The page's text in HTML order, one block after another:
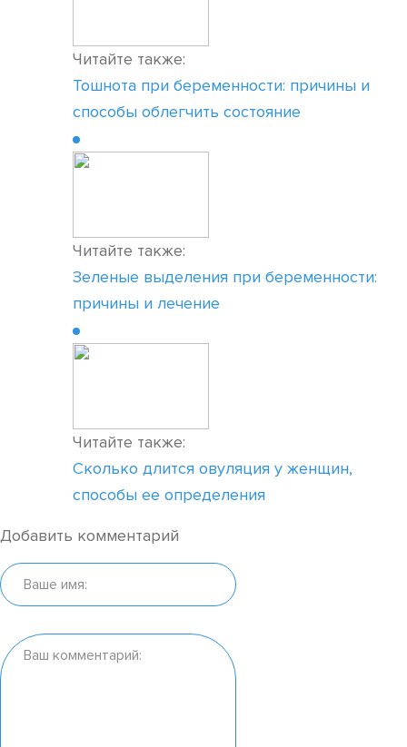
Читайте также:
Тошнота при беременности: причины и
способы облегчить состояние
Читайте также:
Зеленые выделения при беременности:
причины и лечение
Читайте также:
Сколько длится овуляция у женщин,
способы ее определения
Добавить комментарий